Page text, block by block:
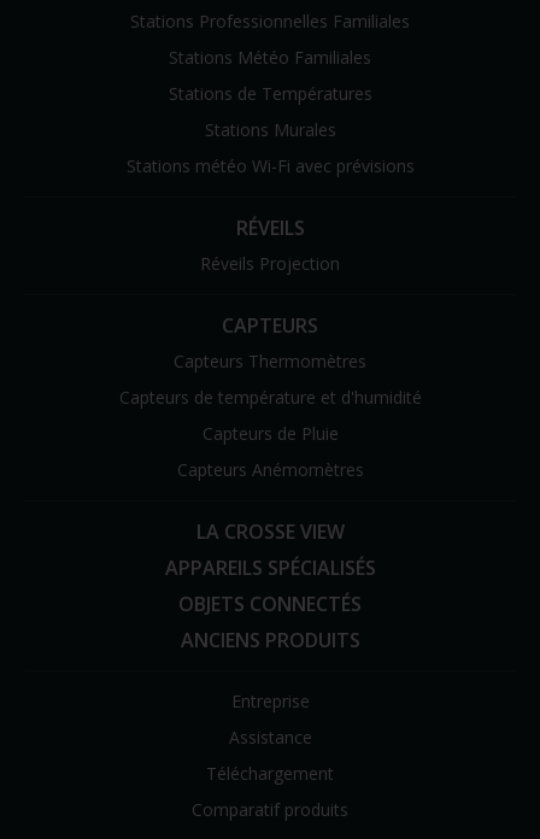
Stations Professionnelles Familiales
Stations Météo Familiales
Stations de Températures
Stations Murales
Stations météo Wi-Fi avec prévisions
RÉVEILS
Réveils Projection
CAPTEURS
Capteurs Thermomètres
Capteurs de température et d'humidité
Capteurs de Pluie
Capteurs Anémomètres
LA CROSSE VIEW
APPAREILS SPÉCIALISÉS
OBJETS CONNECTÉS
ANCIENS PRODUITS
Entreprise
Assistance
Téléchargement
Comparatif produits